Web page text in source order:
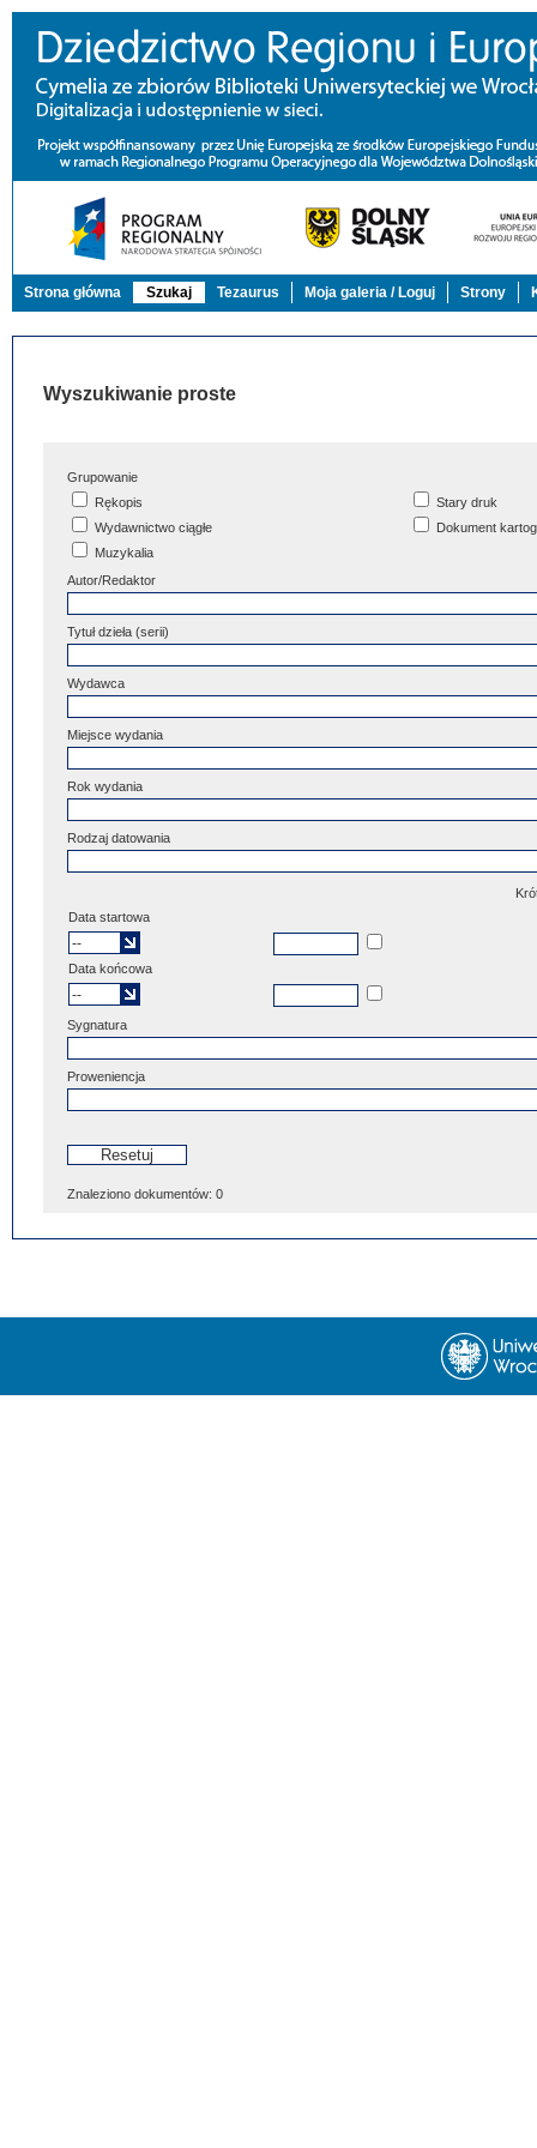
Strona główna Szukaj Tezaurus Moja galeria / Loguj Strony
Wyszukiwanie proste
Grupowanie
Rękopis
Stary druk
Wydawnictwo ciągłe
Dokument
Muzykalia
Autor/Redaktor
Tytuł dzieła (serii)
Wydawca
Miejsce wydania
Rok wydania
Rodzaj datowania
Data startowa
Data końcowa
Sygnatura
Proweniencja
Znaleziono dokumentów: 0